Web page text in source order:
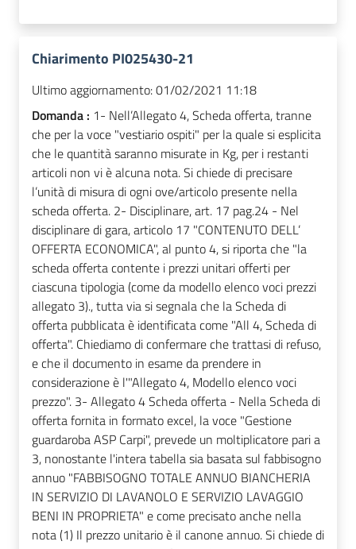
Chiarimento PI025430-21
Ultimo aggiornamento:01/02/2021 11:18
Domanda : 1- Nell’Allegato 4, Scheda offerta, tranne
che per la voce "vestiario ospiti" per la quale si esplicita
che le quantità saranno misurate in Kg, per i restanti
articoli non vi è alcuna nota. Si chiede di precisare
l’unità di misura di ogni ove/articolo presente nella
scheda offerta. 2- Disciplinare, art. 17 pag.24 - Nel
disciplinare di gara, articolo 17 "CONTENUTO DELL’
OFFERTA ECONOMICA", al punto 4, si riporta che "la
scheda offerta contente i prezzi unitari offerti per
ciascuna tipologia (come da modello elenco voci prezzi
allegato 3)., tutta via si segnala che la Scheda di
offerta pubblicata è identificata come "All 4, Scheda di
offerta". Chiediamo di confermare che trattasi di refuso,
e che il documento in esame da prendere in
considerazione è l'"Allegato 4, Modello elenco voci
prezzo". 3- Allegato 4 Scheda offerta - Nella Scheda di
offerta fornita in formato excel, la voce "Gestione
guardaroba ASP Carpi", prevede un moltiplicatore pari a
3, nonostante l'intera tabella sia basata sul fabbisogno
annuo "FABBISOGNO TOTALE ANNUO BIANCHERIA
IN SERVIZIO DI LAVANOLO E SERVIZIO LAVAGGIO
BENI IN PROPRIETA" e come precisato anche nella
nota (1) Il prezzo unitario è il canone annuo. Si chiede di